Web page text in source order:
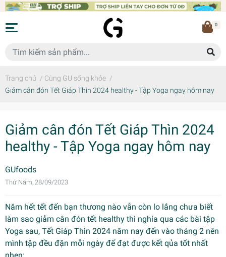
0
Trang chủ / Cùng GU sống khỏe /
Giảm cân đón Tết Giáp Thìn 2024 healthy - Tập Yoga ngay hôm nay
Giảm cân đón Tết Giáp Thìn 2024
healthy - Tập Yoga ngay hôm nay
GUfoods
Thứ Năm, 28/09/2023
Năm hết tết đến bạn thương nào vẫn còn lo lắng chưa biết
làm sao giảm cân đón tết healthy thì nghía qua các bài tập
Yoga sau, Tết Giáp Thìn 2024 năm nay đến vào tháng 2 nên
mình tập đều đặn mỗi ngày để đạt được kết qủa tốt nhất